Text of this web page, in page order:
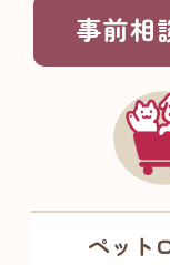
事前相
ペット